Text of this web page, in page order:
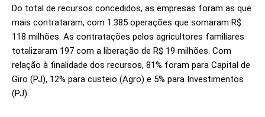
Do total de recursos concedidos, as empresas foram as que
mais contrataram, com 1.385 operações que somaram R$
118 milhões. As contratações pelos agricultores familiares
totalizaram 197 com a liberação de R$ 19 milhões. Com
relação à finalidade dos recursos, 81% foram para Capital de
Giro (PJ), 12% para custeio (Agro) e 5% para Investimentos
(PJ).